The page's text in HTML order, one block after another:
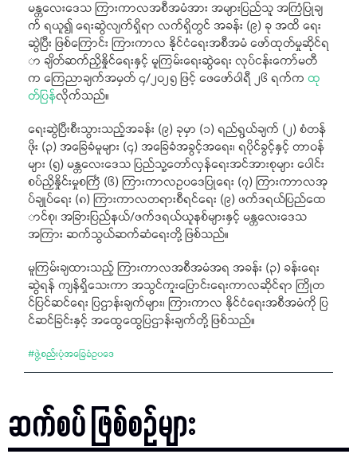
မန္တလေးဒေသ ကြားကာလအစီအမံအား အများပြည်သူ အကြံပြုချ
က် ရယူ၍ ရေးဆွဲလျက်ရှိရာ လက်ရှိတွင် အခန်း (၉) ခု အထိ ရေး
ဆွဲပြီး ဖြစ်ကြောင်း ကြားကာလ နိုင်ငံရေးအစီအမံ ဖော်ထုတ်မှုဆိုင်ရ
ာ ချိတ်ဆက်ညှိနှိုင်ရေးနှင့် မူကြမ်းရေးဆွဲရေး လုပ်ငန်းကော်မတီ
က ကြေညာချက်အမှတ် ၄/၂၀၂၅ ဖြင့် ဖေဖော်ဝါရီ ၂၆ ရက်က ထု
တ်ပြန်လိုက်သည်။
ရေးဆွဲပြီးစီးသွားသည့်အခန်း (၉) ခုမှာ (၁) ရည်ရွယ်ချက် (၂) စံတန်
ဖိုး (၃) အခြေခံမူများ (၄) အခြေခံအခွင့်အရေး၊ ရပိုင်ခွင့်နှင့် တာဝန်
များ (၅) မန္တလေးဒေသ ပြည်သူ့တော်လှန်ရေးအင်အားစုများ ပေါင်း
စပ်ညှိနှိုင်းမှုစင်္ကြံ (၆) ကြားကာလဥပဒေပြုရေး (၇) ကြားကာာလအု
ပ်ချုပ်ရေး (၈) ကြားကာလတရားစီရင်ရေး (၉) ဖက်ဒရယ်ပြည်ထေ
ာင်စု၊ အခြားပြည်နယ်/ဖက်ဒရယ်ယူနစ်များနှင့် မန္တလေးဒေသ
အကြား ဆက်သွယ်ဆက်ဆံရေးတို့ ဖြစ်သည်။
မူကြမ်းချထားသည့် ကြားကာလအစီအမံအရ အခန်း (၃) ခန်းရေး
ဆွဲရန် ကျန်ရှိသေးကာ အသွင်ကူးပြောင်းရေးကာလဆိုင်ရာ ကြိုတ
င်ပြင်ဆင်ရေး ပြဌာန်းချက်များ၊ ကြားကာလ နိုင်ငံရေးအစီအမံကို ပြ
င်ဆင်ခြင်းနှင့် အထွေထွေပြဌာန်းချက်တို့ ဖြစ်သည်။
#ဖွဲ့စည်းပုံအခြေခံဥပဒေ
ဆက်စပ် ဖြစ်စဉ်များ